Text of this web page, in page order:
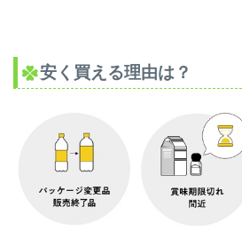
安く買える理由は？